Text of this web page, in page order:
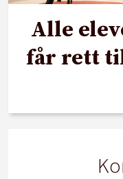
Alle
får rett